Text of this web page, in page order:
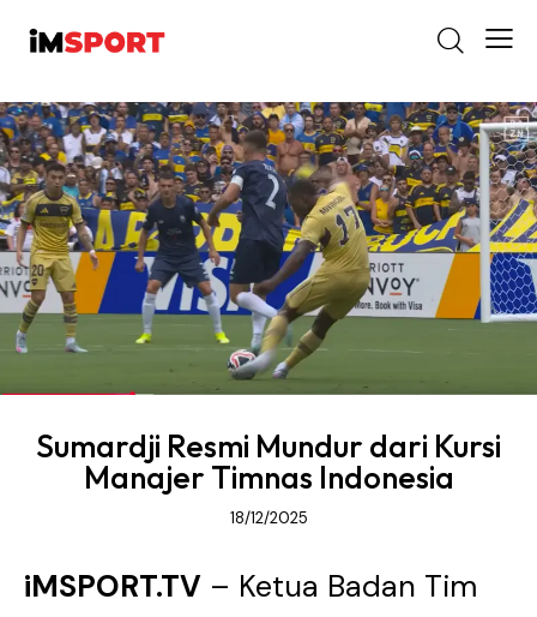
Sumardji Resmi Mundur dari Kursi
Manajer Timnas Indonesia
18/12/2025
iMSPORT.TV – Ketua Badan Tim